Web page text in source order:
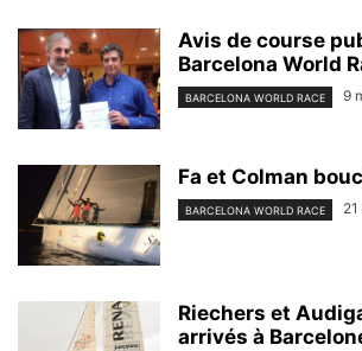
Avis de course
Barcelona World
BARCELONA WORLD RACE 9
Fa et Colman
BARCELONA WORLD RACE
Riechers et
arrivés à